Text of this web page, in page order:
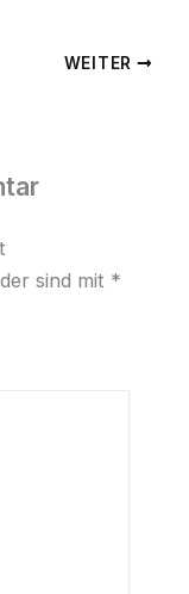
WEITER
sind mit *